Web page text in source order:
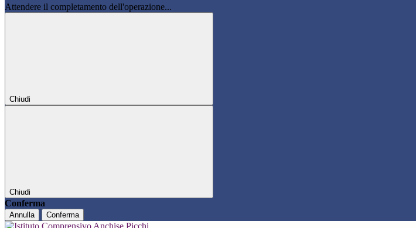
Attendere il completamento dell'operazione...
Chiudi
Chiudi
Conferma
Annulla Conferma